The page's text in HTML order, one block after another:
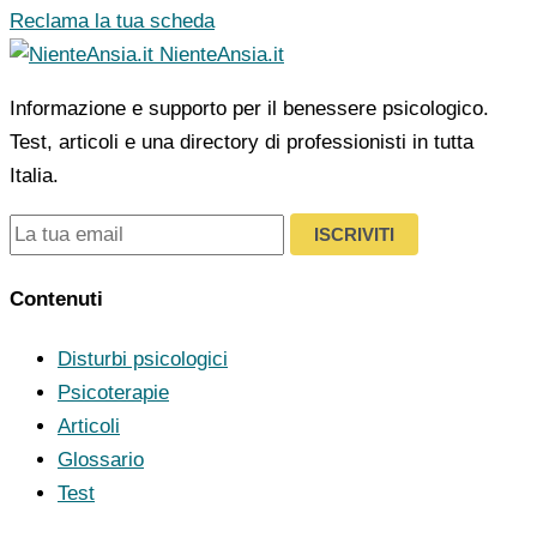
Reclama la tua scheda
NienteAnsia.it
Informazione e supporto per il benessere psicologico.
Test, articoli e una directory di professionisti in tutta
Italia.
ISCRIVITI
Contenuti
Disturbi psicologici
Psicoterapie
Articoli
Glossario
Test